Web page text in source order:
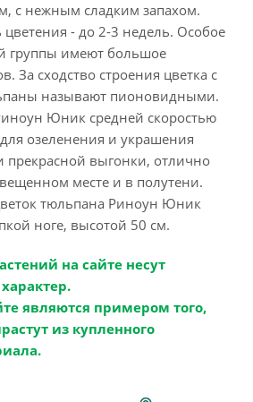
с нежным сладким запахом.
- до 2-3 недель. Особое
группы имеют большое
За сходство строения цветка с
называют пионовидными.
Юник средней скоростью
озеленения и украшения
прекрасной выгонки, отлично
месте и в полутени.
тюльпана Риноун Юник
ноге, высотой 50 см.
на сайте несут
являются примером того,
из купленного